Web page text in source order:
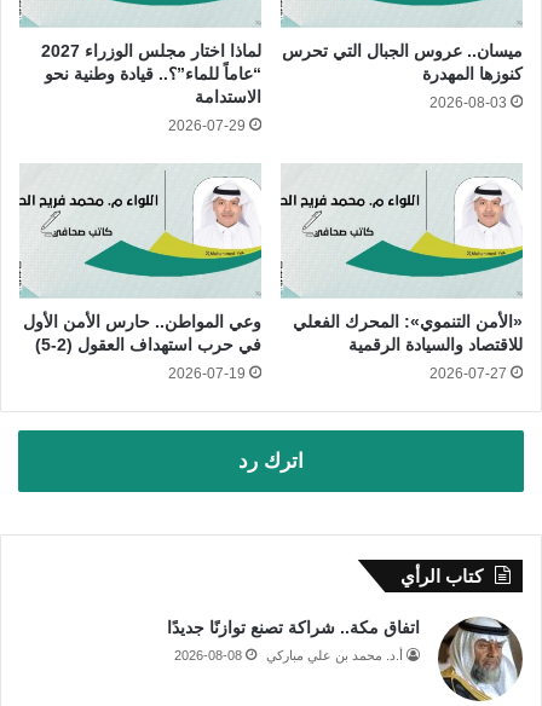
ميسان.. عروس الجبال التي تحرس
كنوزها المهدرة
2026-08-03
لماذا اختار مجلس الوزراء 2027
“عاماً للماء”؟.. قيادة وطنية نحو
الاستدامة
2026-07-29
«الأمن التنموي»: المحرك الفعلي
للاقتصاد والسيادة الرقمية
2026-07-27
وعي المواطن.. حارس الأمن الأول
في حرب استهداف العقول (2-5)
2026-07-19
اترك رد
كتاب الرأي
اتفاق مكة.. شراكة تصنع توازنًا جديدًا
أ.د. محمد بن علي مباركي 2026-08-08